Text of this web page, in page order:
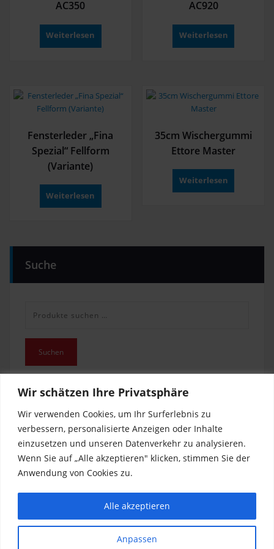
Wir schätzen Ihre Privatsphäre
Wir verwenden Cookies, um Ihr Surferlebnis zu
verbessern, personalisierte Anzeigen oder Inhalte
einzusetzen und unseren Datenverkehr zu analysieren.
Wenn Sie auf „Alle akzeptieren" klicken, stimmen Sie der
Anwendung von Cookies zu.
Anpassen
Alle akzeptieren
AC350
Weiterlesen
AC920
Weiterlesen
Fensterleder „Fina
Spezial“ Fellform
(Variante)
Weiterlesen
35cm Wischergummi
Ettore Master
Weiterlesen
Suche
Suchen
Impressum
Datenschutz